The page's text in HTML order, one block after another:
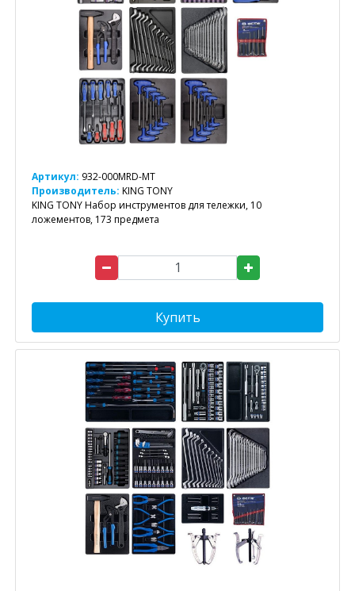
Артикул: 932-000MRD-MT
Производитель: KING TONY
KING TONY Набор инструментов для тележки, 10
ложементов, 173 предмета
Купить